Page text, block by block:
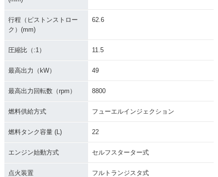
行程（ピストンストロー
ク）(mm)
62.6
圧縮比（:1） 11.5
最高出力（kW） 49
最高出力回転数（rpm） 8800
燃料供給方式 フューエルインジェクション
燃料タンク容量 (L) 22
エンジン始動方式 セルフスターター式
点火装置 フルトランジスタ式